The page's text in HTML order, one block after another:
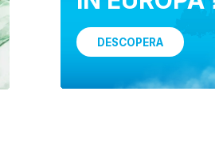
DESCOPERA